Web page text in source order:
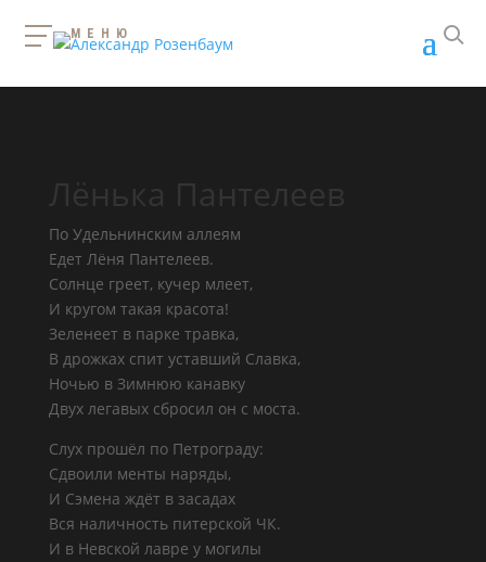
Лёнька Пантелеев
По Удельнинским аллеям
Едет Лёня Пантелеев.
Солнце греет, кучер млеет,
И кругом такая красота!
Зеленеет в парке травка,
В дрожках спит уставший Славка,
Ночью в Зимнюю канавку
Двух легавых сбросил он с моста.
Слух прошёл по Петрограду:
Сдвоили менты наряды,
И Сэмена ждёт в засадах
Вся наличность питерской ЧК.
И в Невской лавре у могилы
МЕНЮ